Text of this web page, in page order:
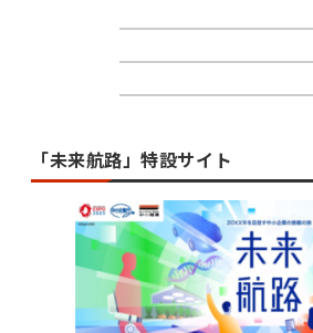
「未来航路」特設サイト